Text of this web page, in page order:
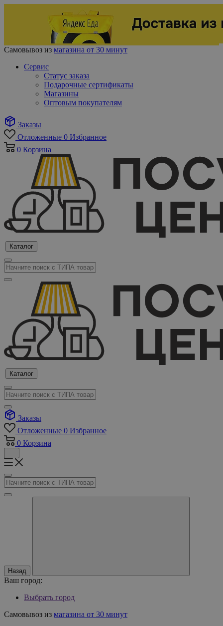
Самовывоз из магазина от 30 минут
Сервис
Статус заказа
Подарочные сертификаты
Магазины
Оптовым покупателям
Заказы
Отложенные 0 Избранное
0 Корзина
Каталог
Каталог
Заказы
Отложенные 0 Избранное
0 Корзина
Назад
Ваш город:
Выбрать город
Самовывоз из магазина от 30 минут